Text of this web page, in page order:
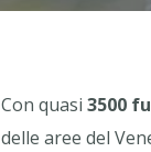
Con quasi 3500
delle aree del